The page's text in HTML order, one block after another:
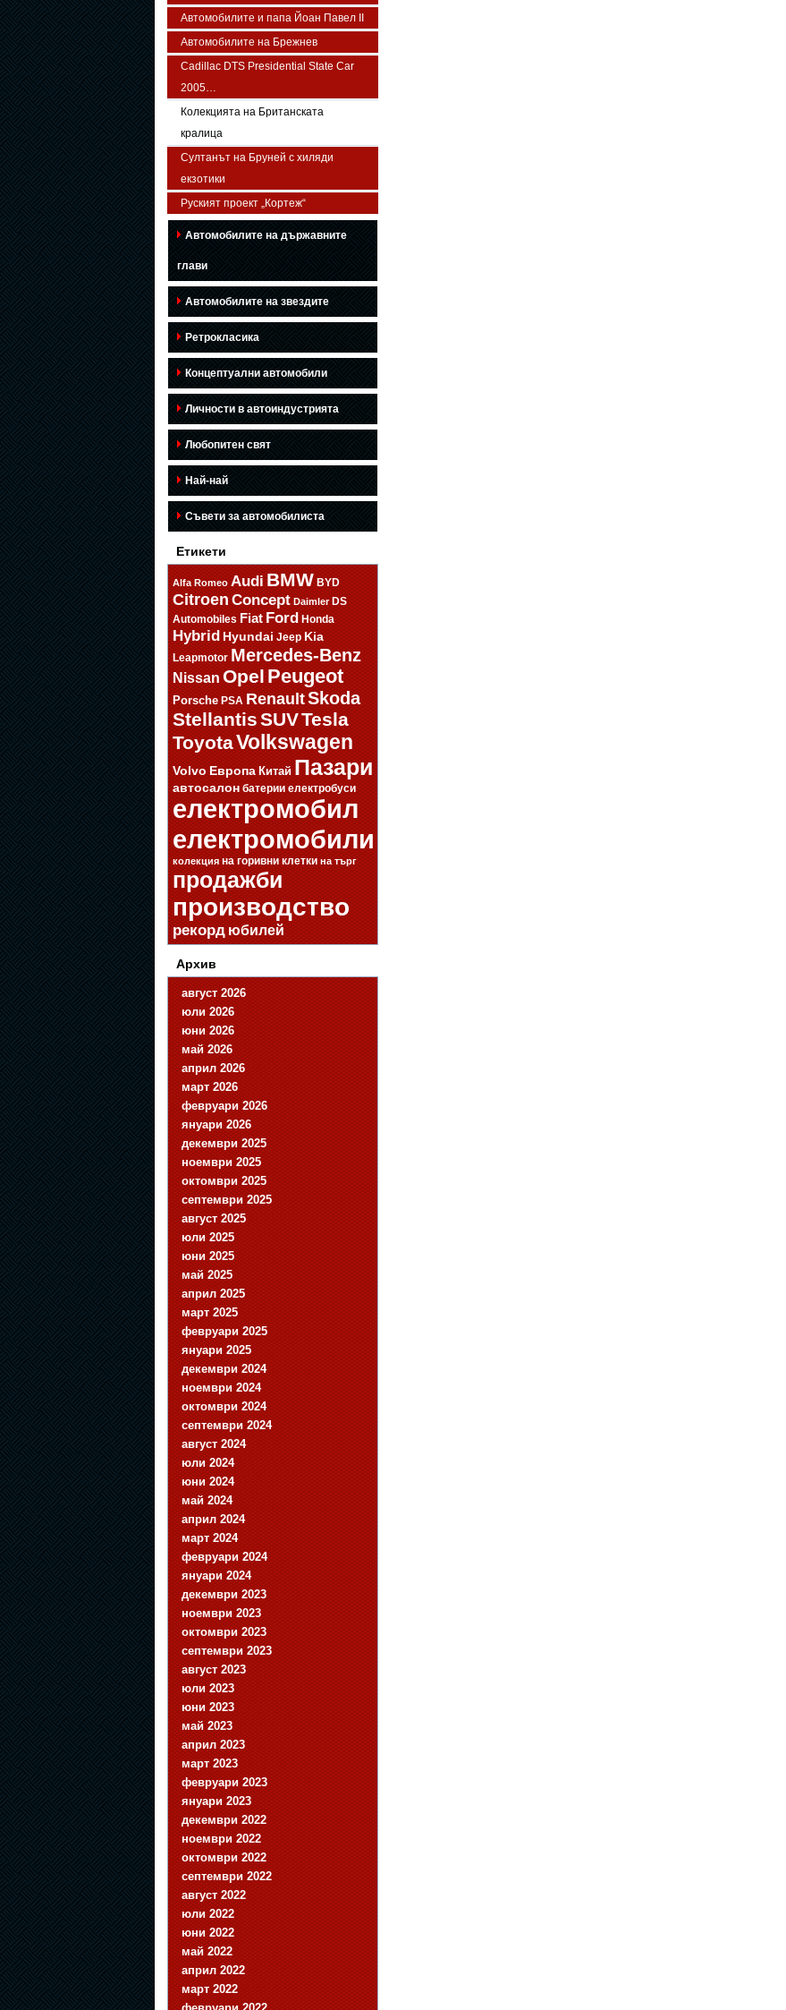
Автомобилите и папа Йоан Павел ІІ
Автомобилите на Брежнев
Cadillac DTS Presidential State Car
2005…
Колекцията на Британската
кралица
Султанът на Бруней с хиляди
екзотики
Руският проект „Кортеж“
Автомобилите на държавните
глави
Автомобилите на звездите
Ретрокласика
Концептуални автомобили
Личности в автоиндустрията
Любопитен свят
Най-най
Съвети за автомобилиста
Етикети
Alfa Romeo Audi BMW BYD
Citroen Concept Daimler DS
Automobiles Fiat Ford Honda
HybridHyundai Jeep Kia
Leapmotor Mercedes-Benz
Nissan Opel Peugeot
Porsche PSA RenaultSkoda
StellantisSUVTesla
ToyotaVolkswagen
Volvo Европа Китай Пазари
автосалон батерии електробуси
електромобил
електромобили
колекция на горивни клетки на търг
продажби
производство
рекорд юбилей
Архив
август 2026
юли 2026
юни 2026
май 2026
април 2026
март 2026
февруари 2026
януари 2026
декември 2025
ноември 2025
октомври 2025
септември 2025
август 2025
юли 2025
юни 2025
май 2025
април 2025
март 2025
февруари 2025
януари 2025
декември 2024
ноември 2024
октомври 2024
септември 2024
август 2024
юли 2024
юни 2024
май 2024
април 2024
март 2024
февруари 2024
януари 2024
декември 2023
ноември 2023
октомври 2023
септември 2023
август 2023
юли 2023
юни 2023
май 2023
април 2023
март 2023
февруари 2023
януари 2023
декември 2022
ноември 2022
октомври 2022
септември 2022
август 2022
юли 2022
юни 2022
май 2022
април 2022
март 2022